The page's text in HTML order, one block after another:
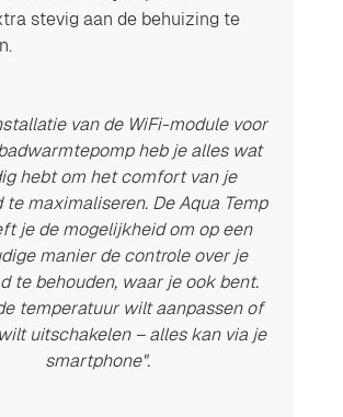
stevig aan de behuizing te
van de WiFi-module voor
heb je alles wat
hebt om het comfort van je
te maximaliseren. De Aqua Temp
je de mogelijkheid om op een
manier de controle over je
te behouden, waar je ook bent.
temperatuur wilt aanpassen of
uitschakelen – alles kan via je
smartphone".